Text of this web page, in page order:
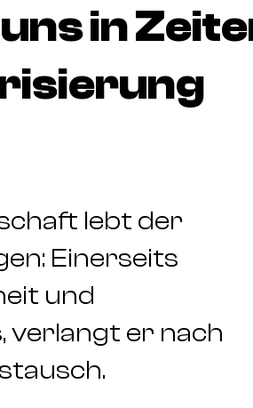
in
lebt der
Einerseits
und
verlangt er nach